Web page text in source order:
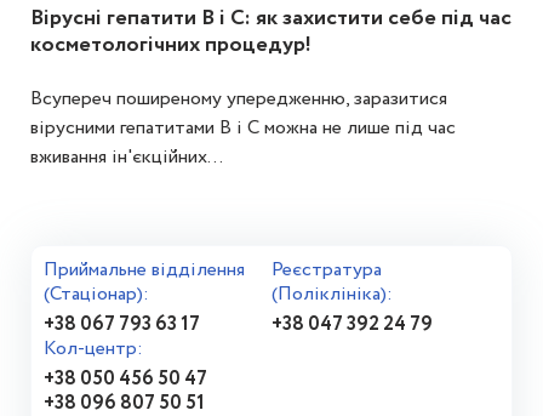
Вірусні гепатити В і С: як захистити себе під час
косметологічних процедур!
Всупереч поширеному упередженню, заразитися
вірусними гепатитами В і С можна не лише під час
вживання ін'єкційних...
Приймальне відділення
(Стаціонар):
+38 067 793 63 17
Реєстратура
(Поліклініка):
+38 047 392 24 79
Кол-центр:
+38 050 456 50 47
+38 096 807 50 51